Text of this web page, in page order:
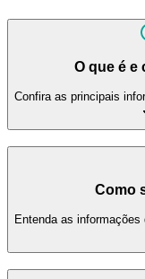
O que é e
Confira as principais
Como
Entenda as